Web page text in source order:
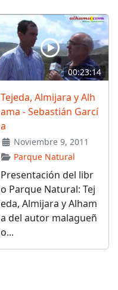
00:23:14
Tejeda, Almijara y Alh
ama - Sebastián Garcí
a
Noviembre 9, 2011
Parque Natural
Presentación del libr
o Parque Natural: Tej
eda, Almijara y Alham
a del autor malagueñ
o...